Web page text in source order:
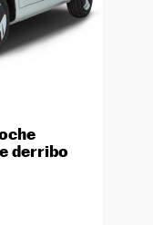
derribo